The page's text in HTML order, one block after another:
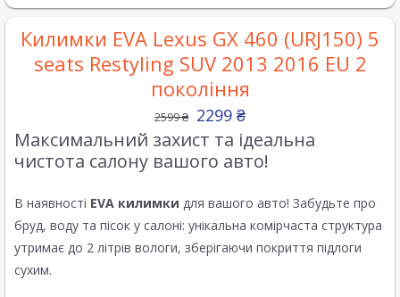
Килимки EVA Lexus GX 460 (URJ150) 5
seats Restyling SUV 2013 2016 EU 2
покоління
2599₴ 2299 ₴
Максимальний захист та ідеальна
чистота салону вашого авто!
В наявності EVA килимки для вашого авто! Забудьте про
бруд, воду та пісок у салоні: унікальна комірчаста структура
утримає до 2 літрів вологи, зберігаючи покриття підлоги
сухим.